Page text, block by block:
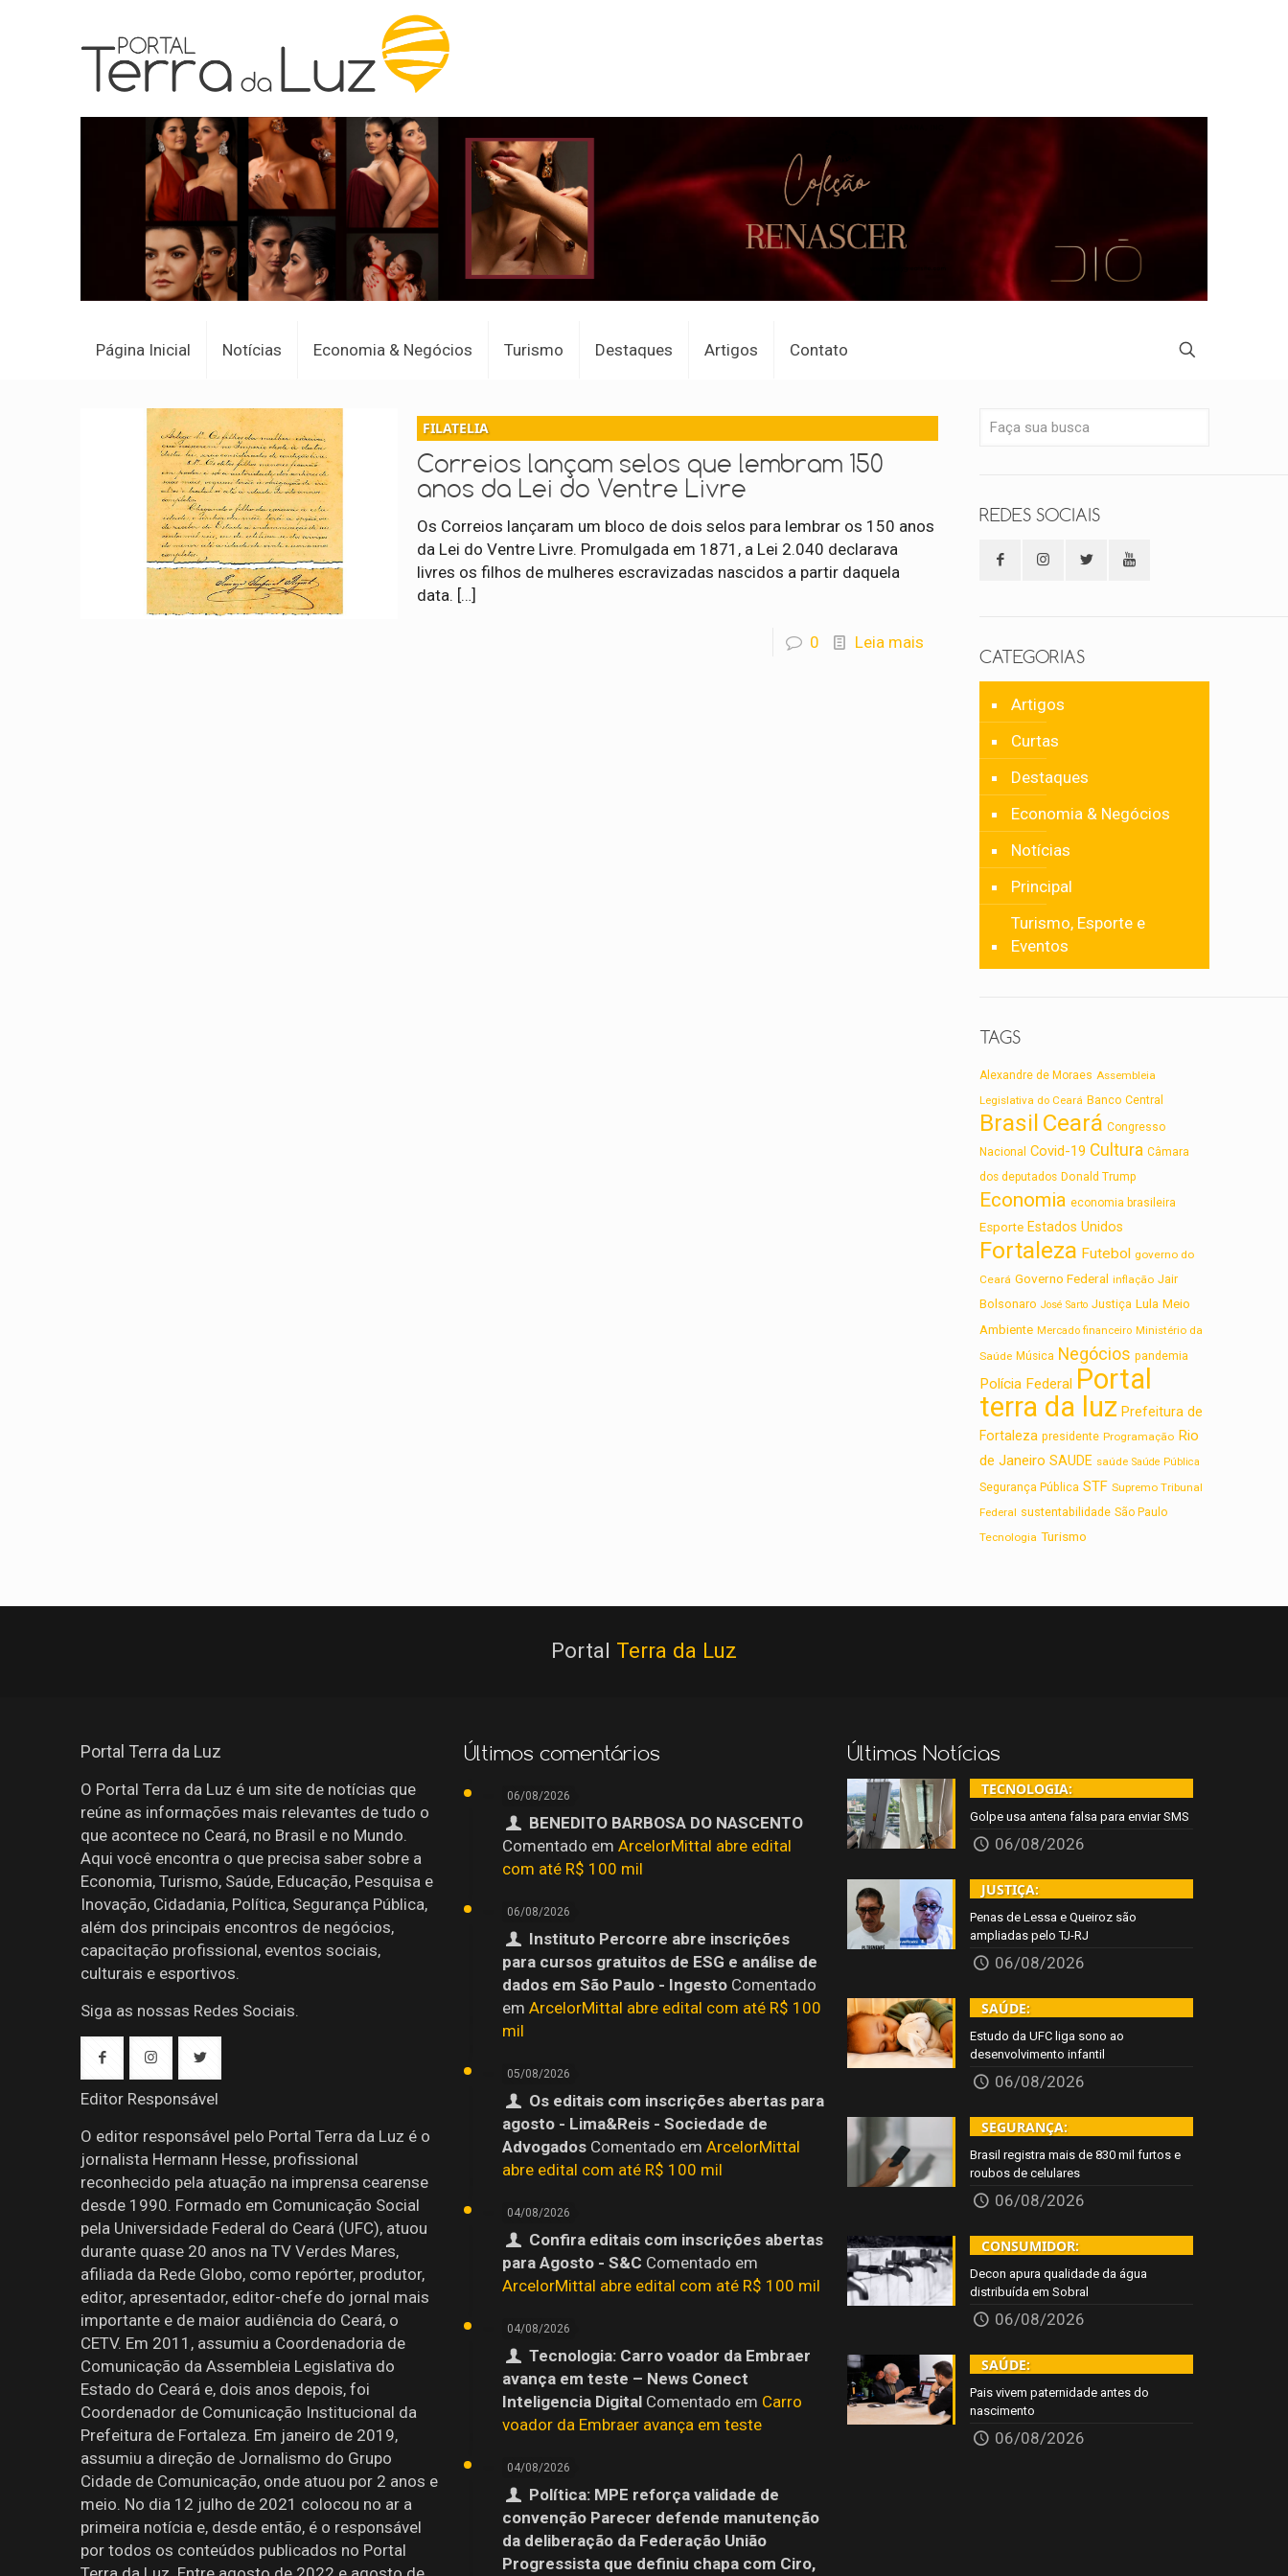
Página Inicial Notícias Economia & Negócios Turismo Destaques Artigos Contato
FILATELIA
Correios lançam selos que lembram 150
anos da Lei do Ventre Livre
Os Correios lançaram um bloco de dois selos para lembrar os 150 anos
da Lei do Ventre Livre. Promulgada em 1871, a Lei 2.040 declarava
livres os filhos de mulheres escravizadas nascidos a partir daquela
data. […]
0 Leia mais
REDES SOCIAIS
CATEGORIAS
Artigos
Curtas
Destaques
Economia & Negócios
Notícias
Principal
Turismo, Esporte e
Eventos
TAGS
Alexandre de Moraes Assembleia
Legislativa do Ceará Banco Central
Brasil Ceará Congresso
Nacional
Covid-19 Cultura Câmara
dos deputados Donald Trump
Economia economia brasileira
Esporte Estados Unidos
Fortaleza Futebol governo do
Ceará Governo Federal inflação Jair
Bolsonaro José Sarto Justiça Lula Meio
Ambiente Mercado financeiro Ministério da
Saúde Música Negócios pandemia
Polícia Federal Portal
terra da luz Prefeitura de
Fortaleza presidente Programação Rio
de Janeiro SAUDE saúde Saúde Pública
Segurança Pública STF Supremo Tribunal
Federal sustentabilidade São Paulo
Tecnologia Turismo
Portal Terra da Luz
Portal Terra da Luz
O Portal Terra da Luz é um site de notícias que
reúne as informações mais relevantes de tudo o
que acontece no Ceará, no Brasil e no Mundo.
Aqui você encontra o que precisa saber sobre a
Economia, Turismo, Saúde, Educação, Pesquisa e
Inovação, Cidadania, Política, Segurança Pública,
além dos principais encontros de negócios,
capacitação profissional, eventos sociais,
culturais e esportivos.
Siga as nossas Redes Sociais.
Editor Responsável
O editor responsável pelo Portal Terra da Luz é o
jornalista Hermann Hesse, profissional
reconhecido pela atuação na imprensa cearense
desde 1990. Formado em Comunicação Social
pela Universidade Federal do Ceará (UFC), atuou
durante quase 20 anos na TV Verdes Mares,
afiliada da Rede Globo, como repórter, produtor,
editor, apresentador, editor-chefe do jornal mais
importante e de maior audiência do Ceará, o
CETV. Em 2011, assumiu a Coordenadoria de
Comunicação da Assembleia Legislativa do
Estado do Ceará e, dois anos depois, foi
Coordenador de Comunicação Institucional da
Prefeitura de Fortaleza. Em janeiro de 2019,
assumiu a direção de Jornalismo do Grupo
Cidade de Comunicação, onde atuou por 2 anos e
meio. No dia 12 julho de 2021 colocou no ar a
primeira notícia e, desde então, é o responsável
por todos os conteúdos publicados no Portal
Últimos comentários
06/08/2026
BENEDITO BARBOSA DO NASCENTO
Comentado em ArcelorMittal abre edital
com até R$ 100 mil
06/08/2026
Instituto Percorre abre inscrições
para cursos gratuitos de ESG e análise de
dados em São Paulo - IngestoComentado
em ArcelorMittal abre edital com até R$ 100
mil
05/08/2026
Os editais com inscrições abertas para
agosto - Lima&Reis - Sociedade de
AdvogadosComentado em ArcelorMittal
abre edital com até R$ 100 mil
04/08/2026
Confira editais com inscrições abertas
para Agosto - S&C Comentado em
ArcelorMittal abre edital com até R$ 100 mil
04/08/2026
Tecnologia: Carro voador da Embraer
avança em teste – News Conect
Inteligencia DigitalComentado em Carro
voador da Embraer avança em teste
04/08/2026
Política: MPE reforça validade de
convenção Parecer defende manutenção
da deliberação da Federação União
Progressista que definiu chapa com Ciro,
Últimas Notícias
TECNOLOGIA:
Golpe usa antena falsa para enviar SMS
06/08/2026
JUSTIÇA:
Penas de Lessa e Queiroz são
ampliadas pelo TJ-RJ
06/08/2026
SAÚDE:
Estudo da UFC liga sono ao
desenvolvimento infantil
06/08/2026
SEGURANÇA:
Brasil registra mais de 830 mil furtos e
roubos de celulares
06/08/2026
CONSUMIDOR:
Decon apura qualidade da água
distribuída em Sobral
06/08/2026
SAÚDE:
Pais vivem paternidade antes do
nascimento
06/08/2026